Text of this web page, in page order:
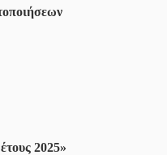
2025»